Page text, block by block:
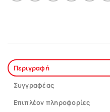
Περιγραφή
Συγγραφέας
Επιπλέον πληροφορίες